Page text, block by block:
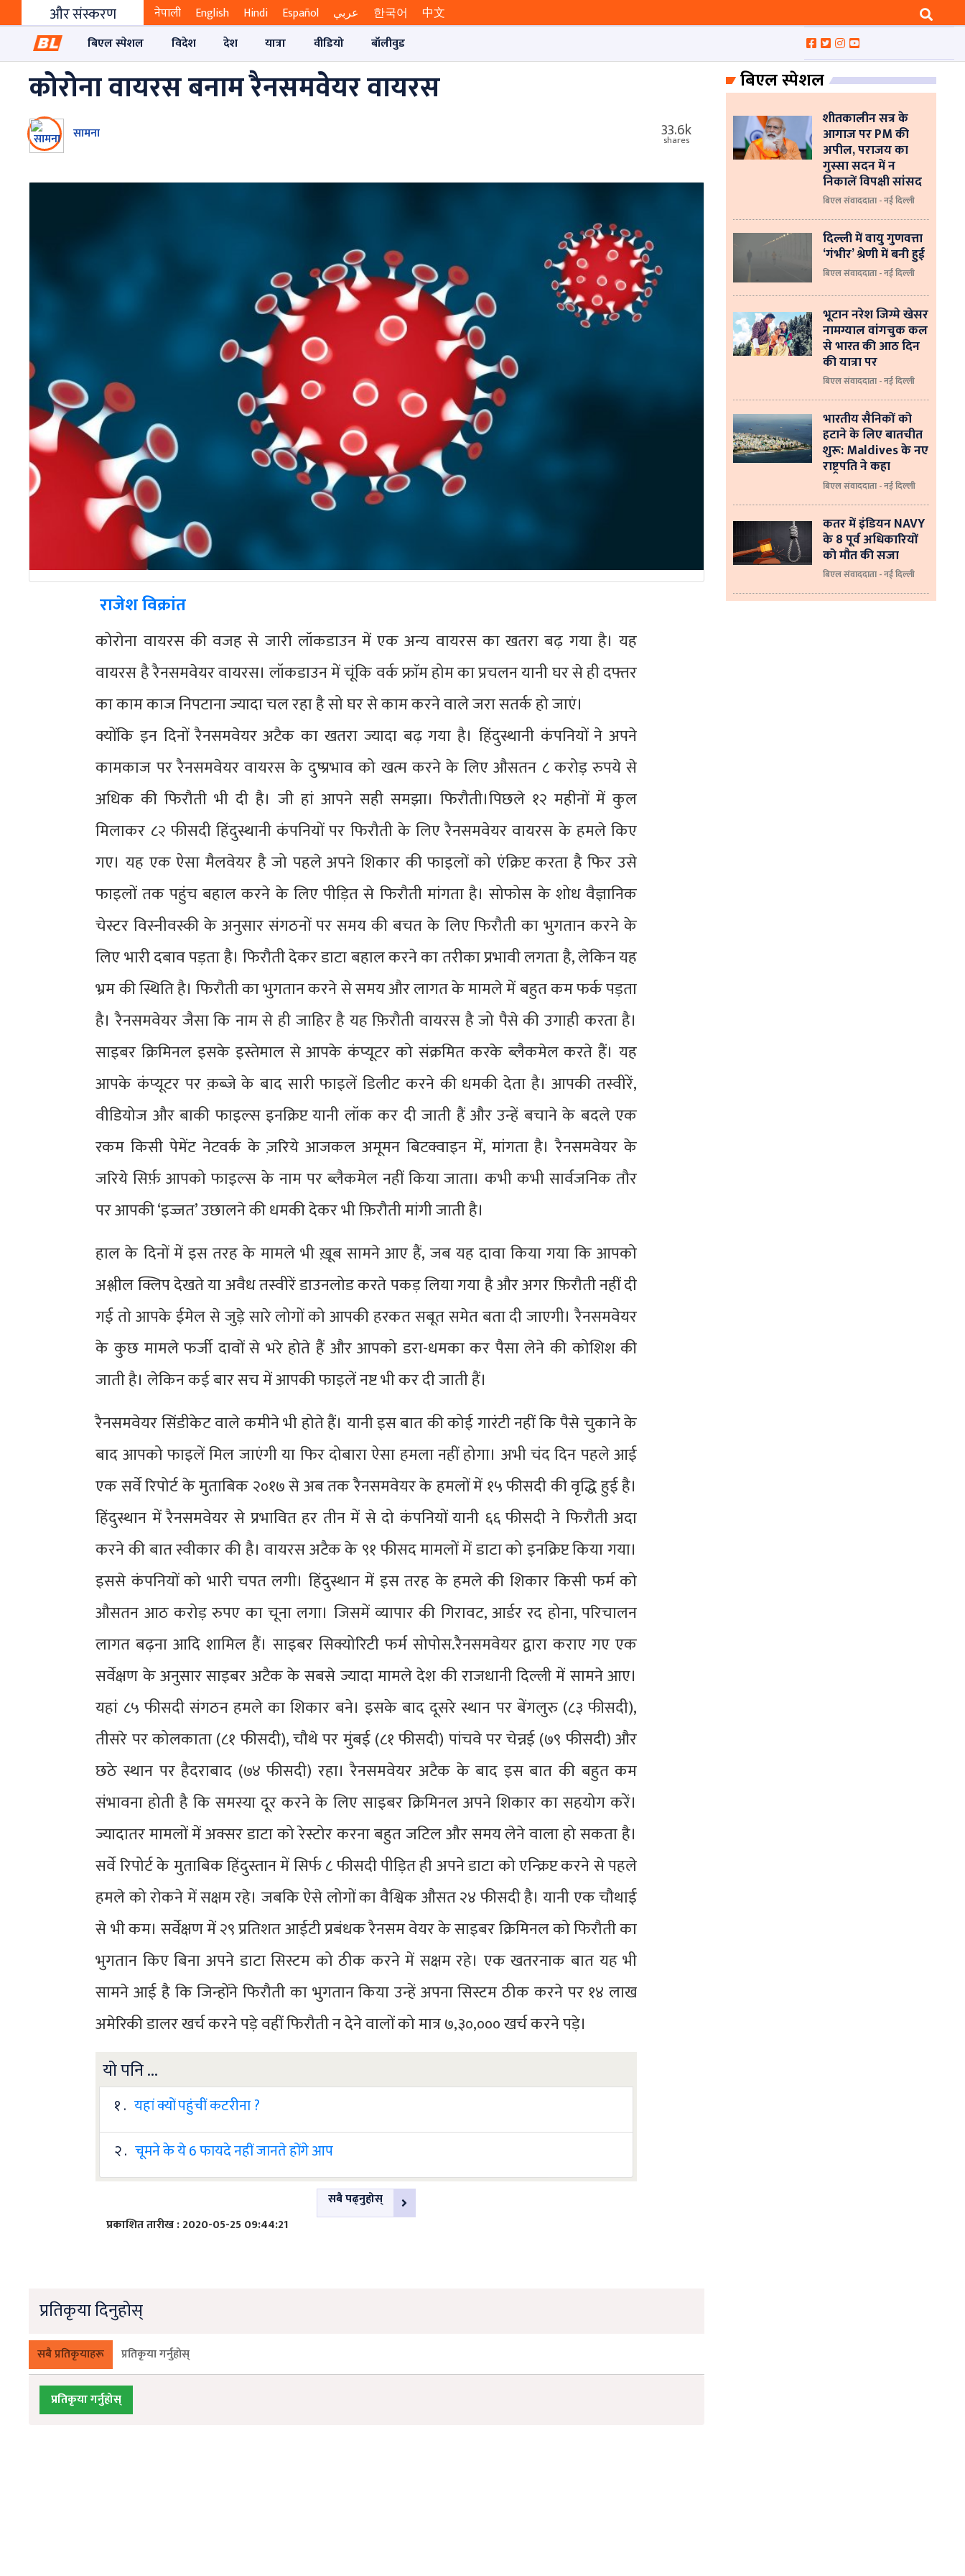
और संस्करण नेपाली English Hindi Español عربي 한국어
中文
बिएल स्पेशल
विदेश देश यात्रा वीडियो बॉलीवुड
कोरोना वायरस बनाम रैनसमवेयर वायरस
सामना 33.6k
shares
राजेश विक्रांत
कोरोना वायरस की वजह से जारी लॉकडाउन में एक अन्य वायरस का खतरा बढ़ गया है। यह
वायरस है रैनसमवेयर वायरस। लॉकडाउन में चूंकि वर्क फ्राॅम होम का प्रचलन यानी घर से ही दफ्तर
का काम काज निपटाना ज्यादा चल रहा है सो घर से काम करने वाले जरा सतर्क हो जाएं।
क्योंकि इन दिनों रैनसमवेयर अटैक का खतरा ज्यादा बढ़ गया है। हिंदुस्थानी कंपनियों ने अपने
कामकाज पर रैनसमवेयर वायरस के दुष्प्रभाव को खत्म करने के लिए औसतन ८ करोड़ रुपये से
अधिक की फिरौती भी दी है। जी हां आपने सही समझा। फिरौती।पिछले १२ महीनों में कुल
मिलाकर ८२ फीसदी हिंदुस्थानी कंपनियों पर फिरौती के लिए रैनसमवेयर वायरस के हमले किए
गए। यह एक ऐसा मैलवेयर है जो पहले अपने शिकार की फाइलों को एंक्रिप्ट करता है फिर उसे
फाइलों तक पहुंच बहाल करने के लिए पीड़ित से फिरौती मांगता है। सोफोस के शोध वैज्ञानिक
चेस्टर विस्नीवस्की के अनुसार संगठनों पर समय की बचत के लिए फिरौती का भुगतान करने के
लिए भारी दबाव पड़ता है। फिरौती देकर डाटा बहाल करने का तरीका प्रभावी लगता है, लेकिन यह
भ्रम की स्थिति है। फिरौती का भुगतान करने से समय और लागत के मामले में बहुत कम फर्क पड़ता
है। रैनसमवेयर जैसा कि नाम से ही जाहिर है यह फ़िरौती वायरस है जो पैसे की उगाही करता है।
साइबर क्रिमिनल इसके इस्तेमाल से आपके कंप्यूटर को संक्रमित करके ब्लैकमेल करते हैं। यह
आपके कंप्यूटर पर क़ब्ज़े के बाद सारी फाइलें डिलीट करने की धमकी देता है। आपकी तस्वीरें,
वीडियोज और बाकी फाइल्स इनक्रिप्ट यानी लॉक कर दी जाती हैं और उन्हें बचाने के बदले एक
रकम किसी पेमेंट नेटवर्क के ज़रिये आजकल अमूमन बिटक्वाइन में, मांगता है। रैनसमवेयर के
जरिये सिर्फ़ आपको फाइल्स के नाम पर ब्लैकमेल नहीं किया जाता। कभी कभी सार्वजनिक तौर
पर आपकी ‘इज्जत’ उछालने की धमकी देकर भी फ़िरौती मांगी जाती है।
हाल के दिनों में इस तरह के मामले भी ख़ूब सामने आए हैं, जब यह दावा किया गया कि आपको
अश्लील क्लिप देखते या अवैध तस्वीरें डाउनलोड करते पकड़ लिया गया है और अगर फ़िरौती नहीं दी
गई तो आपके ईमेल से जुड़े सारे लोगों को आपकी हरकत सबूत समेत बता दी जाएगी। रैनसमवेयर
के कुछ मामले फर्जी दावों से भरे होते हैं और आपको डरा-धमका कर पैसा लेने की कोशिश की
जाती है। लेकिन कई बार सच में आपकी फाइलें नष्ट भी कर दी जाती हैं।
रैनसमवेयर सिंडीकेट वाले कमीने भी होते हैं। यानी इस बात की कोई गारंटी नहीं कि पैसे चुकाने के
बाद आपको फाइलें मिल जाएंगी या फिर दोबारा ऐसा हमला नहीं होगा। अभी चंद दिन पहले आई
एक सर्वे रिपोर्ट के मुताबिक २०१७ से अब तक रैनसमवेयर के हमलों में १५ फीसदी की वृद्धि हुई है।
हिंदुस्थान में रैनसमवेयर से प्रभावित हर तीन में से दो कंपनियों यानी ६६ फीसदी ने फिरौती अदा
करने की बात स्वीकार की है। वायरस अटैक के ९१ फीसद मामलों में डाटा को इनक्रिप्ट किया गया।
इससे कंपनियों को भारी चपत लगी। हिंदुस्थान में इस तरह के हमले की शिकार किसी फर्म को
औसतन आठ करोड़ रुपए का चूना लगा। जिसमें व्यापार की गिरावट, आर्डर रद होना, परिचालन
लागत बढ़ना आदि शामिल हैं। साइबर सिक्योरिटी फर्म सोपोस.रैनसमवेयर द्वारा कराए गए एक
सर्वेक्षण के अनुसार साइबर अटैक के सबसे ज्यादा मामले देश की राजधानी दिल्ली में सामने आए।
यहां ८५ फीसदी संगठन हमले का शिकार बने। इसके बाद दूसरे स्थान पर बेंगलुरु (८३ फीसदी),
तीसरे पर कोलकाता (८१ फीसदी), चौथे पर मुंबई (८१ फीसदी) पांचवे पर चेन्नई (७९ फीसदी) और
छठे स्थान पर हैदराबाद (७४ फीसदी) रहा। रैनसमवेयर अटैक के बाद इस बात की बहुत कम
संभावना होती है कि समस्या दूर करने के लिए साइबर क्रिमिनल अपने शिकार का सहयोग करें।
ज्यादातर मामलों में अक्सर डाटा को रेस्टोर करना बहुत जटिल और समय लेने वाला हो सकता है।
सर्वे रिपोर्ट के मुताबिक हिंदुस्तान में सिर्फ ८ फीसदी पीड़ित ही अपने डाटा को एन्क्रिप्ट करने से पहले
हमले को रोकने में सक्षम रहे। जबकि ऐसे लोगों का वैश्विक औसत २४ फीसदी है। यानी एक चौथाई
से भी कम। सर्वेक्षण में २९ प्रतिशत आईटी प्रबंधक रैनसम वेयर के साइबर क्रिमिनल को फिरौती का
भुगतान किए बिना अपने डाटा सिस्टम को ठीक करने में सक्षम रहे। एक खतरनाक बात यह भी
सामने आई है कि जिन्होंने फिरौती का भुगतान किया उन्हें अपना सिस्टम ठीक करने पर १४ लाख
अमेरिकी डालर खर्च करने पड़े वहीं फिरौती न देने वालों को मात्र ७,३०,००० खर्च करने पड़े।
यो पनि ...
१ . यहां क्यों पहुंचीं कटरीना ?
२ . चूमने के ये 6 फायदे नहीं जानते होंगे आप
सबै पढ्नुहोस्
प्रकाशित तारीख : 2020-05-25 09:44:21
प्रतिकृया दिनुहोस्
सबै प्रतिकृयाहरू प्रतिकृया गर्नुहोस्
प्रतिकृया गर्नुहोस्
बिएल स्पेशल
शीतकालीन सत्र के
आगाज पर PM की
अपील, पराजय का
गुस्सा सदन में न
निकालें विपक्षी सांसद
बिएल संवाददाता - नई दिल्ली
दिल्ली में वायु गुणवत्ता
‘गंभीर’ श्रेणी में बनी हुई
बिएल संवाददाता - नई दिल्ली
भूटान नरेश जिग्मे खेसर
नामग्याल वांगचुक कल
से भारत की आठ दिन
की यात्रा पर
बिएल संवाददाता - नई दिल्ली
भारतीय सैनिकों को
हटाने के लिए बातचीत
शुरू: Maldives के नए
राष्ट्रपति ने कहा
बिएल संवाददाता - नई दिल्‍ली
कतर में इंडियन NAVY
के 8 पूर्व अधिकारियों
को मौत की सजा
बिएल संवाददाता - नई दिल्ली